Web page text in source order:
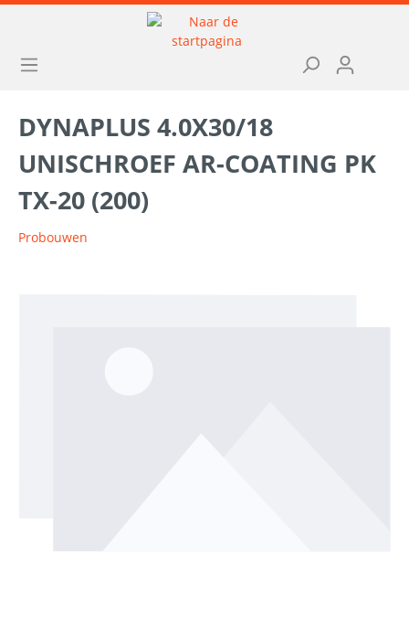
DYNAPLUS 4.0X30/18
UNISCHROEF AR-COATING PK
TX-20 (200)
Probouwen